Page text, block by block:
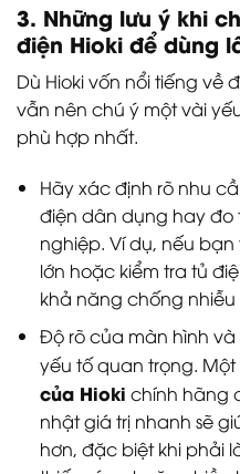
3. Những lưu ý khi
điện Hioki để dùng
Dù Hioki vốn nổi tiếng về
vẫn nên chú ý một vài
phù hợp nhất.
Hãy xác định rõ nhu
điện dân dụng hay đo
nghiệp. Ví dụ, nếu
lớn hoặc kiểm tra tủ
khả năng chống
Độ rõ của màn hình
yếu tố quan trọng.
của Hioki chính hãng
nhật giá trị nhanh sẽ
hơn, đặc biệt khi phải